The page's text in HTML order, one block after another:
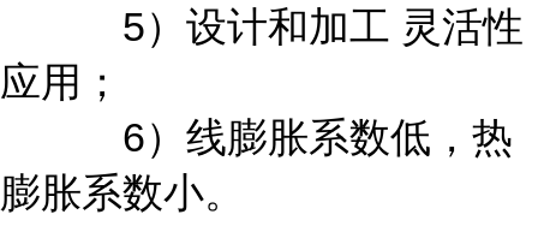
5）设计和加工 灵活性
应用；
6）线膨胀系数低，热
膨胀系数小。